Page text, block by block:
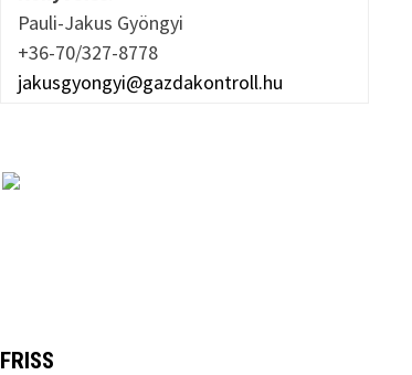
Pauli-Jakus Gyöngyi
+36-70/327-8778
jakusgyongyi@gazdakontroll.hu
FRISS